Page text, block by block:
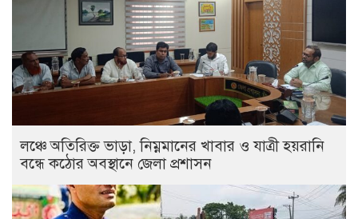
লঞ্চে অতিরিক্ত ভাড়া, নিম্নমানের খাবার ও যাত্রী হয়রানি
বন্ধে কঠোর অবস্থানে জেলা প্রশাসন